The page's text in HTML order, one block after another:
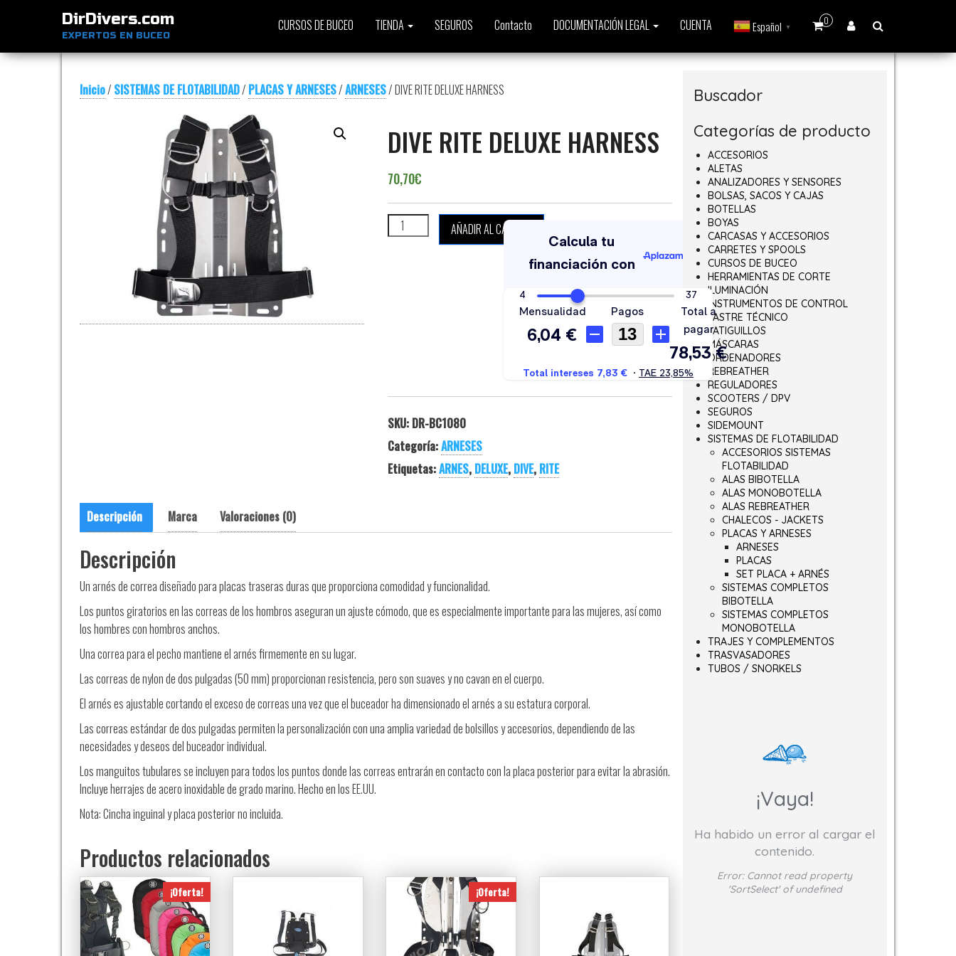
DirDivers.com
EXPERTOS EN BUCEO
0
CURSOS DE BUCEO TIENDA SEGUROS Contacto DOCUMENTACIÓN LEGAL CUENTA Español ▼
Inicio/ SISTEMAS DE FLOTABILIDAD/ PLACAS Y ARNESES/ARNESES/ DIVE RITE DELUXE HARNESS
DIVE RITE DELUXE HARNESS
70,70€
DIVE RITE DELUXE HARNESS cantidad
AÑADIR AL CARRITO
SKU: DR-BC1080
Categoría:ARNESES
Etiquetas:ARNES, DELUXE, DIVE, RITE
Descripción Marca Valoraciones (0)
Descripción
Un arnés de correa diseñado para placas traseras duras que proporciona comodidad y funcionalidad.
Los puntos giratorios en las correas de los hombros aseguran un ajuste cómodo, que es especialmente importante para las mujeres, así como
los hombres con hombros anchos.
Una correa para el pecho mantiene el arnés firmemente en su lugar.
Las correas de nylon de dos pulgadas (50 mm) proporcionan resistencia, pero son suaves y no cavan en el cuerpo.
El arnés es ajustable cortando el exceso de correas una vez que el buceador ha dimensionado el arnés a su estatura corporal.
Las correas estándar de dos pulgadas permiten la personalización con una amplia variedad de bolsillos y accesorios, dependiendo de las
necesidades y deseos del buceador individual.
Los manguitos tubulares se incluyen para todos los puntos donde las correas entrarán en contacto con la placa posterior para evitar la abrasión.
Incluye herrajes de acero inoxidable de grado marino. Hecho en los EE.UU.
Nota: Cincha inguinal y placa posterior no incluida.
Productos relacionados
¡Oferta! ¡Oferta!
Buscador
Categorías de producto
ACCESORIOS
ALETAS
ANALIZADORES Y SENSORES
BOLSAS, SACOS Y CAJAS
BOTELLAS
BOYAS
CARCASAS Y ACCESORIOS
CARRETES Y SPOOLS
CURSOS DE BUCEO
HERRAMIENTAS DE CORTE
ILUMINACIÓN
INSTRUMENTOS DE CONTROL
LASTRE TÉCNICO
LATIGUILLOS
MÁSCARAS
ORDENADORES
REBREATHER
REGULADORES
SCOOTERS / DPV
SEGUROS
SIDEMOUNT
SISTEMAS DE FLOTABILIDAD
ACCESORIOS SISTEMAS
FLOTABILIDAD
ALAS BIBOTELLA
ALAS MONOBOTELLA
ALAS REBREATHER
CHALECOS - JACKETS
PLACAS Y ARNESES
ARNESES
PLACAS
SET PLACA + ARNÉS
SISTEMAS COMPLETOS
BIBOTELLA
SISTEMAS COMPLETOS
MONOBOTELLA
TRAJES Y COMPLEMENTOS
TRASVASADORES
TUBOS / SNORKELS
¡Vaya!
Ha habido un error al cargar el
contenido.
Error: Cannot read property
'SortSelect' of undefined